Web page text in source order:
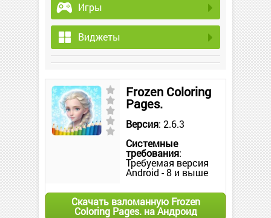
Игры
Виджеты
Frozen Coloring
Pages.
Версия: 2.6.3
Системные
требования:
Требуемая версия
Android - 8 и выше
Скачать взломанную Frozen
Coloring Pages. на Андроид